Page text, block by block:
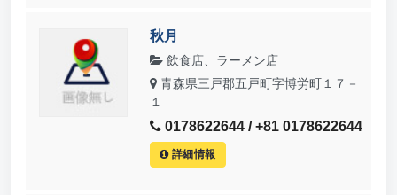
秋月
飲食店、ラーメン店
青森県三戸郡五戸町字博労町１７－
１
0178622644 / +81 0178622644
詳細情報